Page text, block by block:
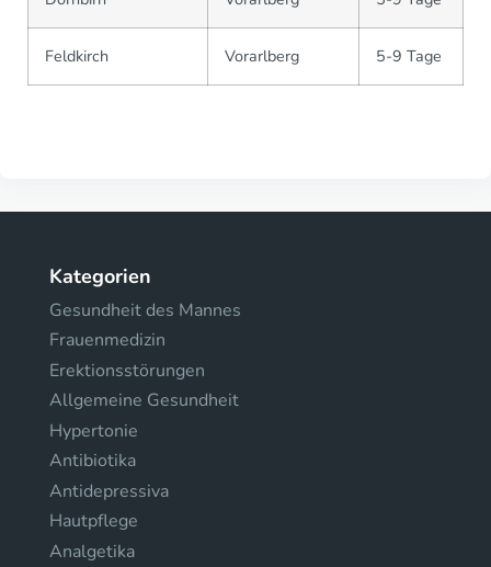
Feldkirch Vorarlberg 5-9 Tage
Kategorien
Gesundheit des Mannes
Frauenmedizin
Erektionsstörungen
Allgemeine Gesundheit
Hypertonie
Antibiotika
Antidepressiva
Hautpflege
Analgetika